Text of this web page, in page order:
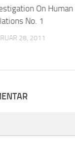
On
No. 1
28, 2011